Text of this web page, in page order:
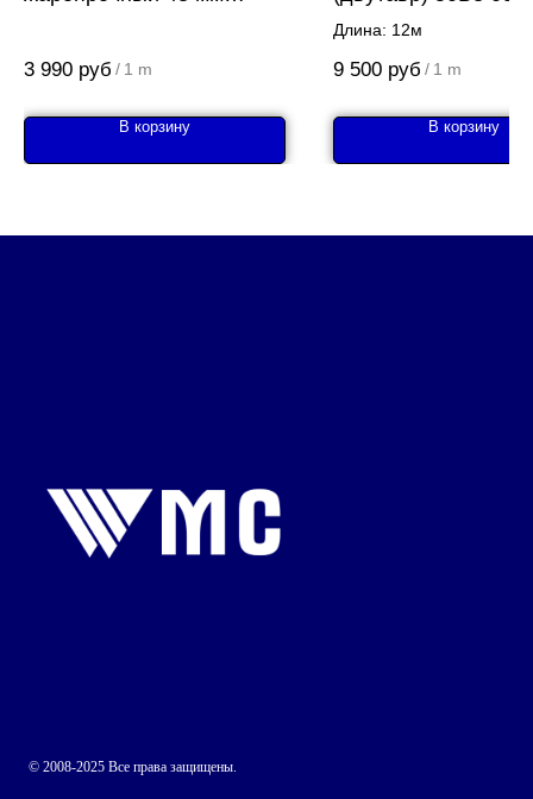
3 990 руб / 1 m
В корзину
Длина: 12м
9 500 руб / 1 m
В корзину
© 2008-2025 Все права защищены.